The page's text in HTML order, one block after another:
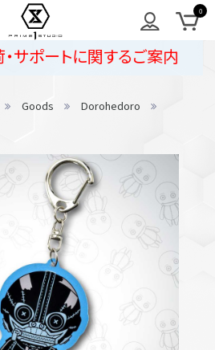
ートに関するご案内
Goods
Dorohedoro